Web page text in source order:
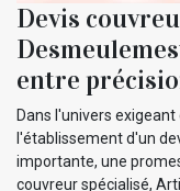
Devis
entre
Dans l'univers
l'établissement d'un
importante, une
couvreur spécialisé,